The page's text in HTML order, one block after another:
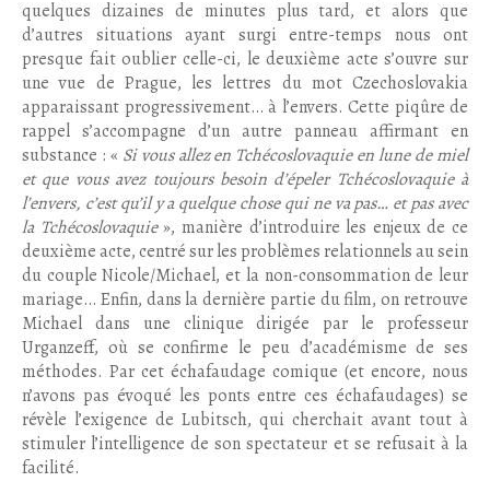
quelques dizaines de minutes plus tard, et alors que
d’autres situations ayant surgi entre-temps nous ont
presque fait oublier celle-ci, le deuxième acte s’ouvre sur
une vue de Prague, les lettres du mot Czechoslovakia
apparaissant progressivement… à l’envers. Cette piqûre de
rappel s’accompagne d’un autre panneau affirmant en
substance : « Si vous allez en Tchécoslovaquie en lune de miel
et que vous avez toujours besoin d’épeler Tchécoslovaquie à
l’envers, c’est qu’il y a quelque chose qui ne va pas… et pas avec
la Tchécoslovaquie», manière d’introduire les enjeux de ce
deuxième acte, centré sur les problèmes relationnels au sein
du couple Nicole/Michael, et la non-consommation de leur
mariage… Enfin, dans la dernière partie du film, on retrouve
Michael dans une clinique dirigée par le professeur
Urganzeff, où se confirme le peu d’académisme de ses
méthodes. Par cet échafaudage comique (et encore, nous
n’avons pas évoqué les ponts entre ces échafaudages) se
révèle l’exigence de Lubitsch, qui cherchait avant tout à
stimuler l’intelligence de son spectateur et se refusait à la
facilité.